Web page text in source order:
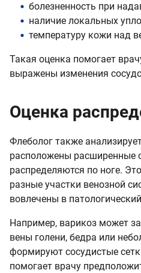
болезненность при
наличие локальных
температуру кожи над
Такая оценка помогает
выражены изменения
Оценка
Флеболог также
расположены расширенные
распределяются по ноге.
разные участки венозной
вовлечены в
Например, варикоз может
вены голени, бедра или
формируют сосудистые
помогает врачу